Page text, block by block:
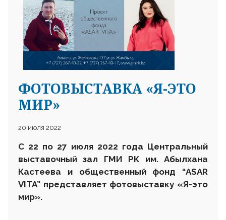
ФОТОВЫСТАВКА «Я-ЭТО
МИР»
20 июля 2022
С 22 по 27 июля 2022 года Центральный
выставочный зал ГМИ РК им. Абылхана
Кастеева и общественный фонд “ASAR
VITA” представляет фотовыставку «Я-это
мир».